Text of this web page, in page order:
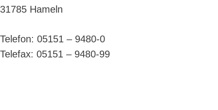
31785 Hameln
Telefon: 05151 – 9480-0
Telefax: 05151 – 9480-99